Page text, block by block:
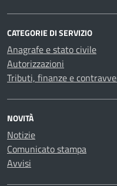
CATEGORIE DI SERVIZIO
Anagrafe e stato civile
Autorizzazioni
Tributi, finanze e
NOVITÀ
Notizie
Comunicato stampa
Avvisi